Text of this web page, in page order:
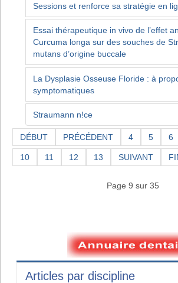
Sessions et renforce sa stratégie en
Essai thérapeutique in vivo de l’effet
Curcuma longa sur des souches de
mutans d’origine buccale
La Dysplasie Osseuse Floride : à
symptomatiques
Straumann n!ce
DÉBUT PRÉCÉDENT 4 5 6
10 11 12 13 SUIVANT
Page 9 sur 35
Articles par discipline